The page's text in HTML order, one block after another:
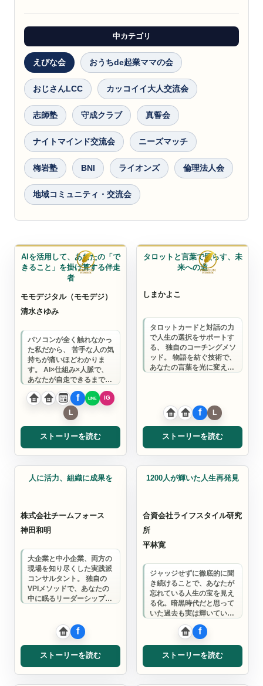
中カテゴリ
えびな会 おうちde起業ママの会
おじさんLCC カッコイイ大人交流会
志師塾 守成クラブ 真誓会
ナイトマインド交流会 ニーズマッチ
梅岩塾 BNI ライオンズ 倫理法人会
地域コミュニティ・交流会
AIを活用して、あなたの「で
きること」を掛け算する伴走
者
モモデジタル（モモデジ）
清水さゆみ
パソコンが全く触れなかっ
た私だから、 苦手な人の気
持ちが痛いほどわかりま
す。 AI×仕組み×人脈で、
あなたが自走できるまで密
着サポート。 一緒にビジネ
スを楽にし…
ストーリーを読む
タロットと言葉で照らす、未
来への道
しまかよこ
タロットカードと対話の力
で人生の選択をサポートす
る、 独自のコーチングメソ
ッド。 物語を紡ぐ技術で、
あなたの言葉を光に変え、
ストーリーを読む
コーチ
人に活力、組織に成果を
株式会社チームフォース
神田和明
大企業と中小企業、両方の
現場を知り尽くした実践派
コンサルタント。 独自の
VPIメソッドで、あなたの
中に眠るリーダーシップを
ストーリーを読む
コーチ
1200人が輝いた人生再発見
合資会社ライフスタイル研究
所
平林寛
ジャッジせずに徹底的に聞
き続けることで、あなたが
忘れている人生の宝を見え
る化。暗黒時代だと思って
いた過去も実は輝いていた
ことに気づき、自信を持っ
て未来を歩めるよ…
ストーリーを読む
司法書士 Grazie支部